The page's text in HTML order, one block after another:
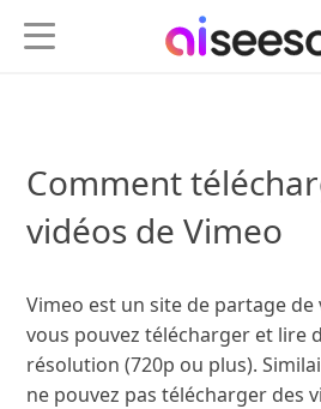
Comment
vidéos de Vimeo
Vimeo est un site de partage
vous pouvez télécharger et lire
résolution (720p ou plus).
ne pouvez pas télécharger des